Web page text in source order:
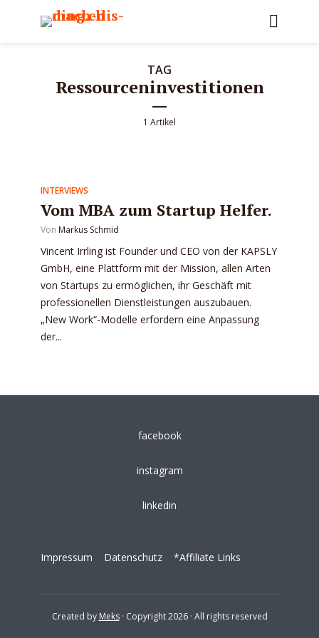
TAG
Ressourceninvestitionen
1 Artikel
INTERVIEWS
Vom MBA zum Startup Helfer.
Von Markus Schmid
Vincent Irrling ist Founder und CEO von der KAPSLY
GmbH, eine Plattform mit der Mission, allen Arten
von Startups zu ermöglichen, ihr Geschäft mit
professionellen Dienstleistungen auszubauen.
„New Work“-Modelle erfordern eine Anpassung
der...
facebook
instagram
linkedin
Impressum Datenschutz *Affiliate Links
Created by Meks· Copyright 2026 · All rights reserved